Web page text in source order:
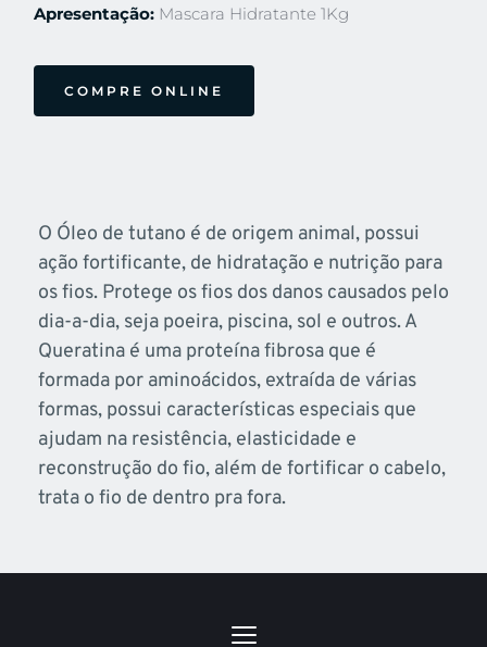
Apresentação: Mascara Hidratante 1Kg
COMPRE ONLINE
O Óleo de tutano é de origem animal, possui
ação fortificante, de hidratação e nutrição para
os fios. Protege os fios dos danos causados pelo
dia-a-dia, seja poeira, piscina, sol e outros. A
Queratina é uma proteína fibrosa que é
formada por aminoácidos, extraída de várias
formas, possui características especiais que
ajudam na resistência, elasticidade e
reconstrução do fio, além de fortificar o cabelo,
trata o fio de dentro pra fora.